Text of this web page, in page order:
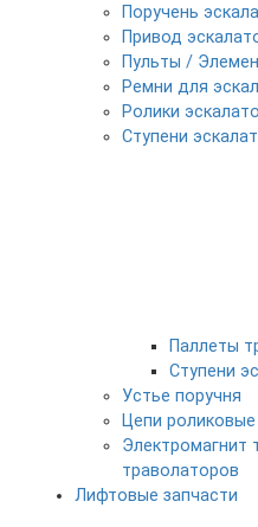
Поручень
Привод
Пульты /
Ремни для
Ролики
Ступени
Паллеты
Ступени
Устье поручня
Цепи
Электромагнит
траволаторов
Лифтовые запчасти